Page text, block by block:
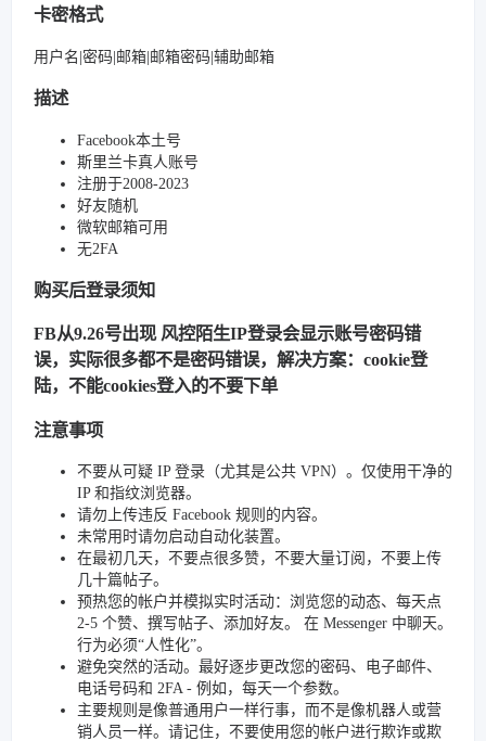
卡密格式
用户名|密码|邮箱|邮箱密码|辅助邮箱
描述
Facebook本土号
斯里兰卡真人账号
注册于2008-2023
好友随机
微软邮箱可用
无2FA
购买后登录须知
FB从9.26号出现 风控陌生IP登录会显示账号密码错
误，实际很多都不是密码错误，解决方案：cookie登
陆，不能cookies登入的不要下单
注意事项
不要从可疑 IP 登录（尤其是公共 VPN）。仅使用干净的
IP 和指纹浏览器。
请勿上传违反 Facebook 规则的内容。
未常用时请勿启动自动化装置。
在最初几天，不要点很多赞，不要大量订阅，不要上传
几十篇帖子。
预热您的帐户并模拟实时活动：浏览您的动态、每天点
2-5 个赞、撰写帖子、添加好友。 在 Messenger 中聊天。
行为必须“人性化”。
避免突然的活动。最好逐步更改您的密码、电子邮件、
电话号码和 2FA - 例如，每天一个参数。
主要规则是像普通用户一样行事，而不是像机器人或营
销人员一样。请记住，不要使用您的帐户进行欺诈或欺